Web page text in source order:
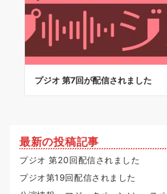
プジオ 第7回が配信されました
最新の投稿記事
プジオ 第20回配信されました
プジオ第19回配信されました